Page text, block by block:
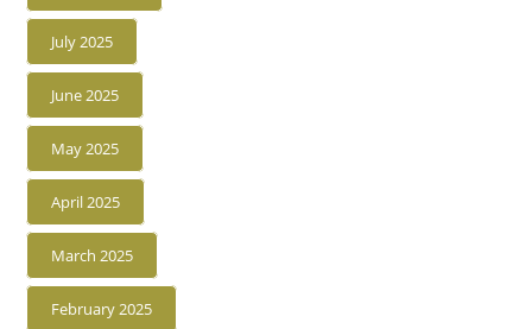
July 2025
June 2025
May 2025
April 2025
March 2025
February 2025